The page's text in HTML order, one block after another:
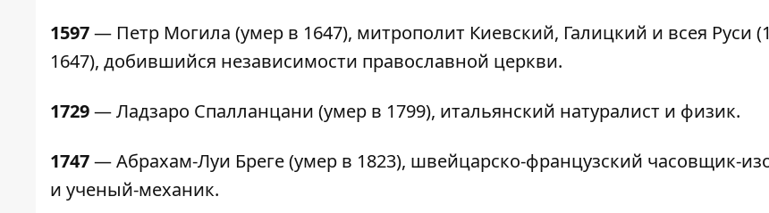
1597— Петр Могила (умер в 1647), митрополит Киевский, Галицкий и всея Руси
1647), добившийся независимости православной церкви.
1729— Ладзаро Спалланцани (умер в 1799), итальянский натуралист и физик.
1747— Абрахам-Луи Бреге (умер в 1823), швейцарско-французский часовщик-
и ученый-механик.